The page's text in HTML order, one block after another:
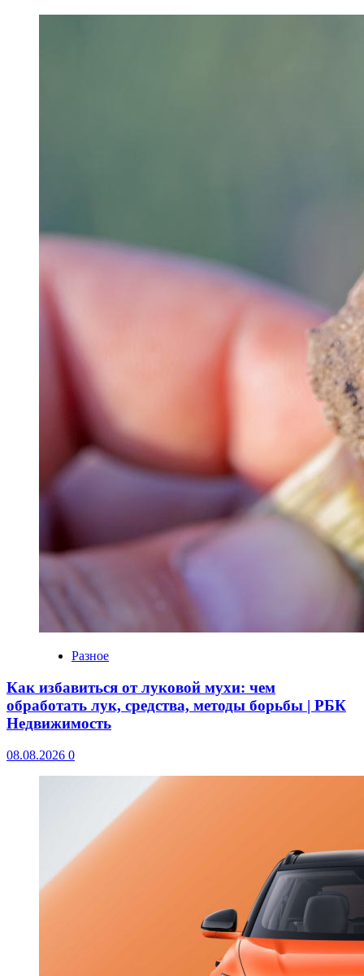
Разное
Как избавиться от луковой мухи: чем
обработать лук, средства, методы борьбы | РБК
Недвижимость
08.08.2026 0